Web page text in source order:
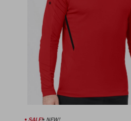
SALE! NEW!